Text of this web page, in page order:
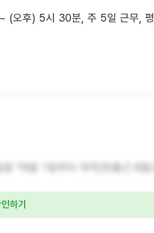
(오후) 5시 30분, 주 5일 근무, 평
음 *8월 1일부터 계약(첫출근 8월3
하기